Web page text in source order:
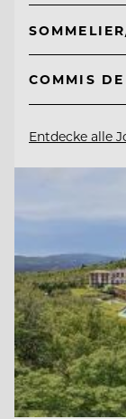
COMMIS
Entdecke alle